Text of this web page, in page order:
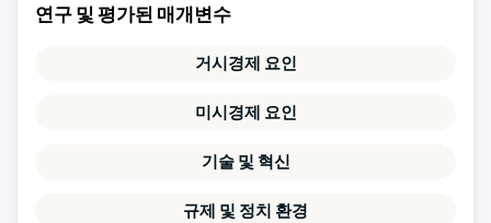
연구 및 평가된 매개변수
거시경제 요인
미시경제 요인
기술 및 혁신
규제 및 정치 환경